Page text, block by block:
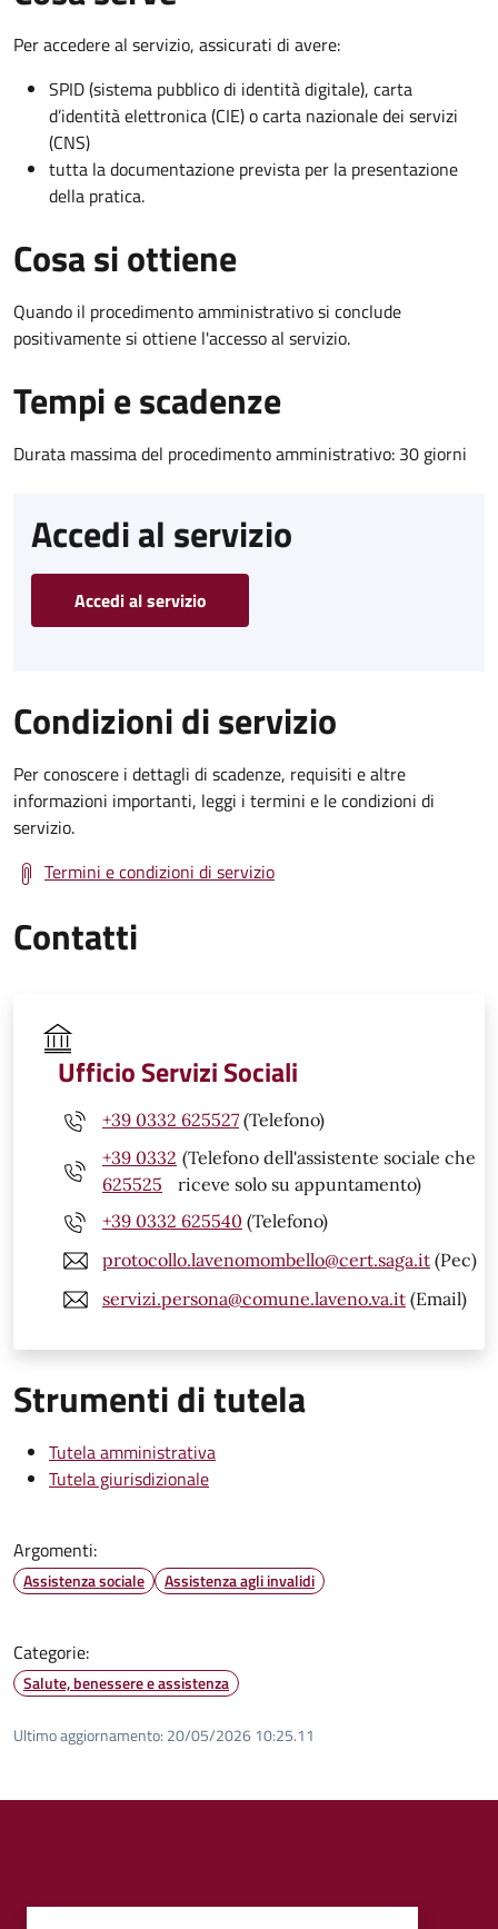
Per accedere al servizio, assicurati di avere:
SPID (sistema pubblico di identità digitale), carta
d’identità elettronica (CIE) o carta nazionale dei servizi
(CNS)
tutta la documentazione prevista per la presentazione
della pratica.
Cosa si ottiene
Quando il procedimento amministrativo si conclude
positivamente si ottiene l'accesso al servizio.
Tempi e scadenze
Durata massima del procedimento amministrativo: 30 giorni
Accedi al servizio
Accedi al servizio
Condizioni di servizio
Per conoscere i dettagli di scadenze, requisiti e altre
informazioni importanti, leggi i termini e le condizioni di
servizio.
Termini e condizioni di servizio
Contatti
Ufficio Servizi Sociali
+39 0332 625527 (Telefono)
+39 0332
625525
(Telefono dell'assistente sociale che
riceve solo su appuntamento)
+39 0332 625540 (Telefono)
protocollo.lavenomombello@cert.saga.it (Pec)
servizi.persona@comune.laveno.va.it (Email)
Strumenti di tutela
Tutela amministrativa
Tutela giurisdizionale
Argomenti:
Assistenza sociale Assistenza agli invalidi
Categorie:
Salute, benessere e assistenza
Ultimo aggiornamento: 20/05/2026 10:25.11